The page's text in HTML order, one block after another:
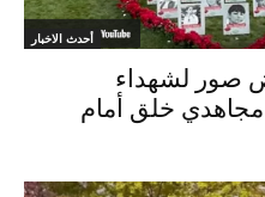
أحدث الاخبار
صور لشهداء
مجاهدي خلق أمام